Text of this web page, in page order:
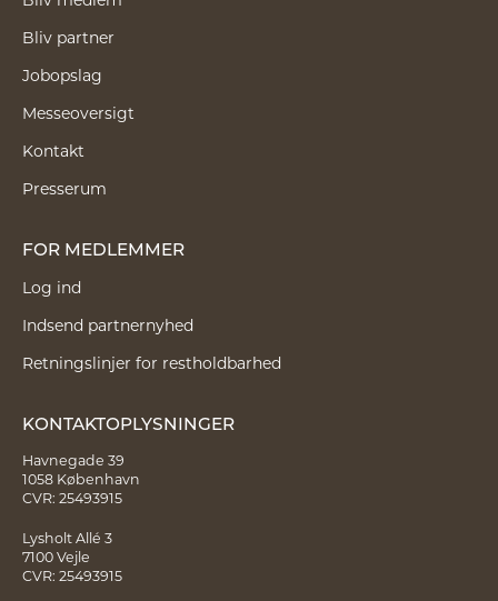
Bliv partner
Jobopslag
Messeoversigt
Kontakt
Presserum
FOR MEDLEMMER
Log ind
Indsend partnernyhed
Retningslinjer for restholdbarhed
KONTAKTOPLYSNINGER
Havnegade 39
1058 København
CVR: 25493915
Lysholt Allé 3
7100 Vejle
CVR: 25493915